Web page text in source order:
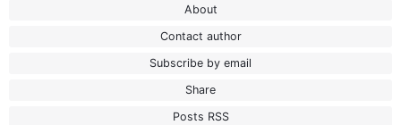
About
Contact author
Subscribe by email
Share
Posts RSS